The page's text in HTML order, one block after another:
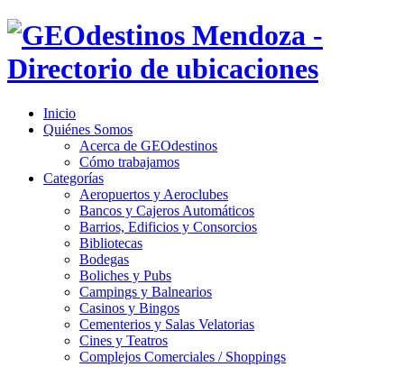
Inicio
Quiénes Somos
Acerca de GEOdestinos
Cómo trabajamos
Categorías
Aeropuertos y Aeroclubes
Bancos y Cajeros Automáticos
Barrios, Edificios y Consorcios
Bibliotecas
Bodegas
Boliches y Pubs
Campings y Balnearios
Casinos y Bingos
Cementerios y Salas Velatorias
Cines y Teatros
Complejos Comerciales / Shoppings